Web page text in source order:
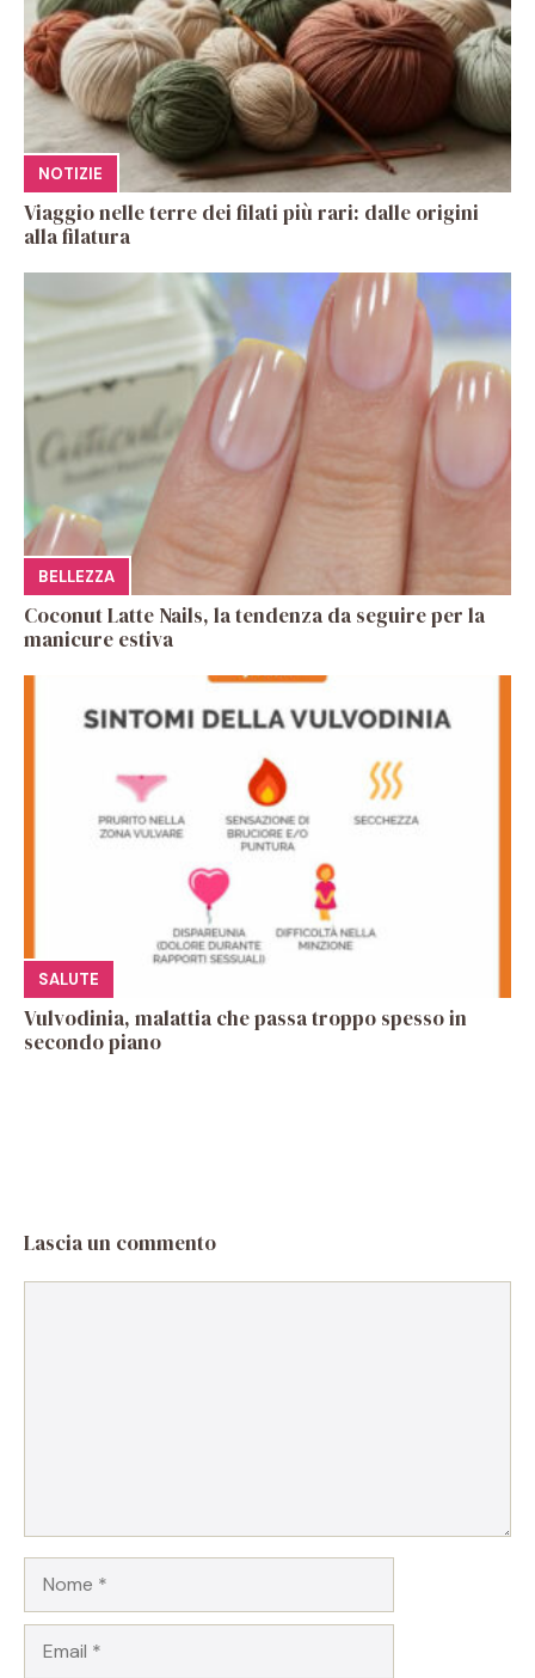
NOTIZIE
Viaggio nelle terre dei filati più rari: dalle origini
alla filatura
BELLEZZA
Coconut Latte Nails, la tendenza da seguire per la
manicure estiva
SALUTE
Vulvodinia, malattia che passa troppo spesso in
secondo piano
Lascia un commento